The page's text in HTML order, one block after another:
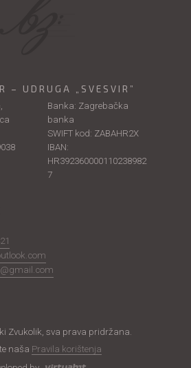
– UDRUGA „SVESVIR”
Banka: Zagrebačka
banka
SWIFT kod: ZABAHR2X
IBAN:
HR392360000110238982
7
Zvukolik, sva prava pridržana.
naša Pravila korištenja